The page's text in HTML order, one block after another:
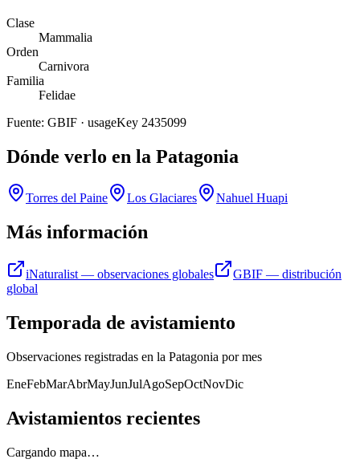
Clase
Mammalia
Orden
Carnivora
Familia
Felidae
Fuente: GBIF · usageKey 2435099
Dónde verlo en la Patagonia
Torres del Paine Los Glaciares Nahuel Huapi
Más información
iNaturalist — observaciones globales
GBIF — distribución
global
Temporada de avistamiento
Observaciones registradas en la Patagonia por mes
EneFebMarAbrMayJunJulAgoSepOctNovDic
Avistamientos recientes
Cargando mapa…